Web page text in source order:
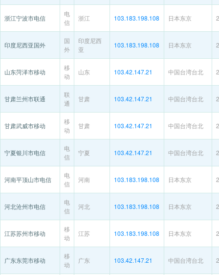
浙江宁波市电信
电
信
浙江 103.183.198.108 日本东京
印度尼西亚国外
国
外
印度尼西
亚
103.183.198.108 日本东京
山东菏泽市移动
移
动
山东 103.42.147.21 中国台湾台北
甘肃兰州市联通
联
通
甘肃 103.42.147.21 中国台湾台北
甘肃武威市移动
移
动
甘肃 103.42.147.21 中国台湾台北
宁夏银川市电信
电
信
宁夏 103.42.147.21 中国台湾台北
河南平顶山市电信
电
信
河南 103.183.198.108 日本东京
河北沧州市电信
电
信
河北 103.183.198.108 日本东京
江苏苏州市移动
移
动
江苏 103.183.198.108 日本东京
广东东莞市移动
移
动
广东 103.42.147.21 中国台湾台北